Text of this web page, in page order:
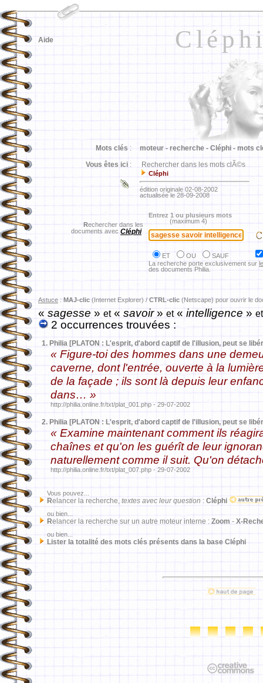
Aide
Mots clés : moteur - recherche - Cléphi - mots
Vous êtes ici : Rechercher dans les mots clÃ©s
Cléphi
édition originale 02-08-2002
actualisée le 28-09-2008
Rechercher dans les
documents avec Cléphi
Entrez 1 ou plusieurs mots
(maximum 4)
ET OU
SAUF
La recherche porte exclusivement sur
des documents Philia.
Astuce : MAJ-clic (Internet Explorer) / CTRL-clic (Netscape) pour ouvrir le
«sagesse » et« savoir» et« intelligence » et
2 occurrences trouvées :
1. Philia [PLATON : L'esprit, d'abord captif de l'illusion, peut se
« Figure-toi des hommes dans une
caverne, dont l'entrée, ouverte à la
de la façade ; ils sont là depuis leur
dans… »
http://philia.online.fr/txt/plat_001.php - 29-07-2002
2. Philia [PLATON : L'esprit, d'abord captif de l'illusion, peut se
« Examine maintenant comment ils
chaînes et qu'on les guérît de leur
naturellement comme il suit. Qu'on
http://philia.online.fr/txt/plat_007.php - 29-07-2002
Vous pouvez...
Relancer la recherche, textes avec leur question : Cléphi
ou bien...
Relancer la recherche sur un autre moteur interne : Zoom - X-
ou bien...
Lister la totalité des mots clés présents dans la base Cléphi